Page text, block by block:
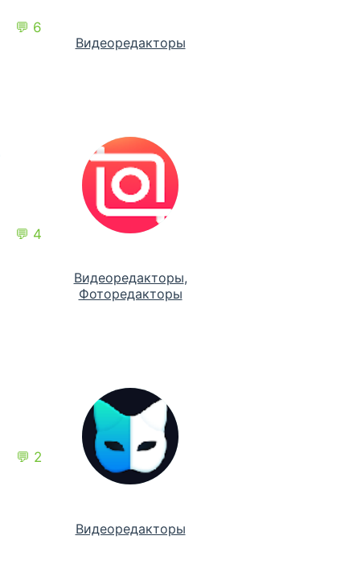
💬 6
Видеоредакторы
💬 4
Видеоредакторы,
Фоторедакторы
💬 2
Видеоредакторы